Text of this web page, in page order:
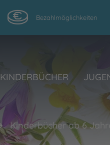
Bezahlmöglichkeiten
KINDERBÜCHER
Kinderbücher ab 6